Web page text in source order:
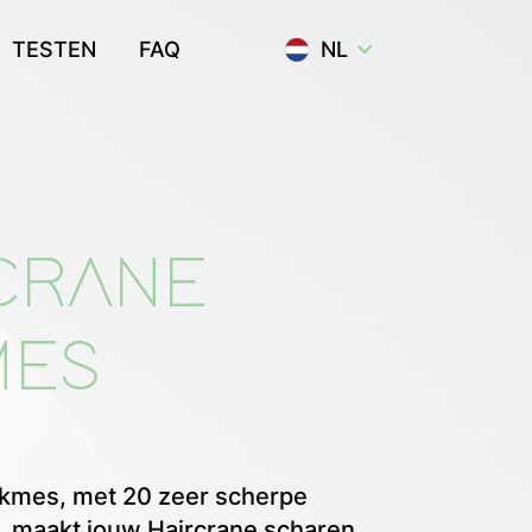
TESTEN FAQ NL
met 20 zeer scherpe